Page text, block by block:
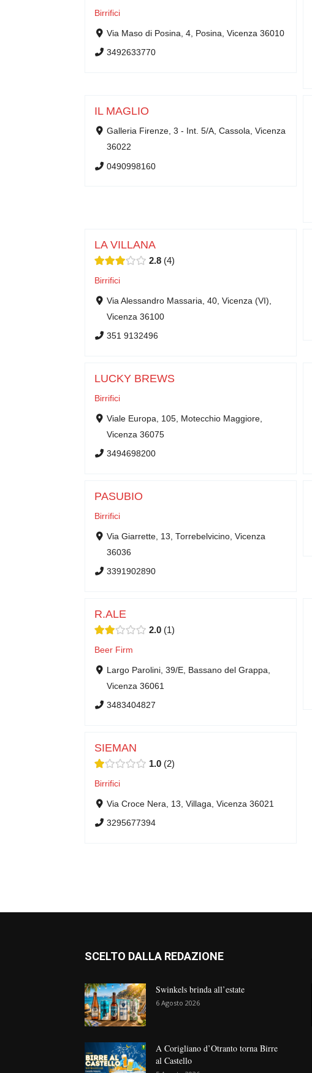
Birrifici
Via Maso di Posina, 4, Posina, Vicenza 36010
3492633770
IL MAGLIO
Galleria Firenze, 3 - Int. 5/A, Cassola, Vicenza
36022
0490998160
LA VILLANA
2.8 4
Birrifici
Via Alessandro Massaria, 40, Vicenza (VI),
Vicenza 36100
351 9132496
LUCKY BREWS
Birrifici
Viale Europa, 105, Motecchio Maggiore,
Vicenza 36075
3494698200
PASUBIO
Birrifici
Via Giarrette, 13, Torrebelvicino, Vicenza
36036
3391902890
R.ALE
2.0 1
Beer Firm
Largo Parolini, 39/E, Bassano del Grappa,
Vicenza 36061
3483404827
SIEMAN
1.0 2
Birrifici
Via Croce Nera, 13, Villaga, Vicenza 36021
3295677394
SCELTO DALLA REDAZIONE
Swinkels brinda all’estate
6 Agosto 2026
A Corigliano d’Otranto torna Birre
al Castello